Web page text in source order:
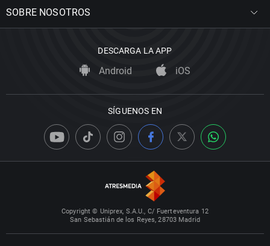
SOBRE NOSOTROS
DESCARGA LA APP
Android iOS
SÍGUENOS EN
Copyright © Uniprex, S.A.U., C/ Fuerteventura 12
San Sebastián de los Reyes, 28703 Madrid